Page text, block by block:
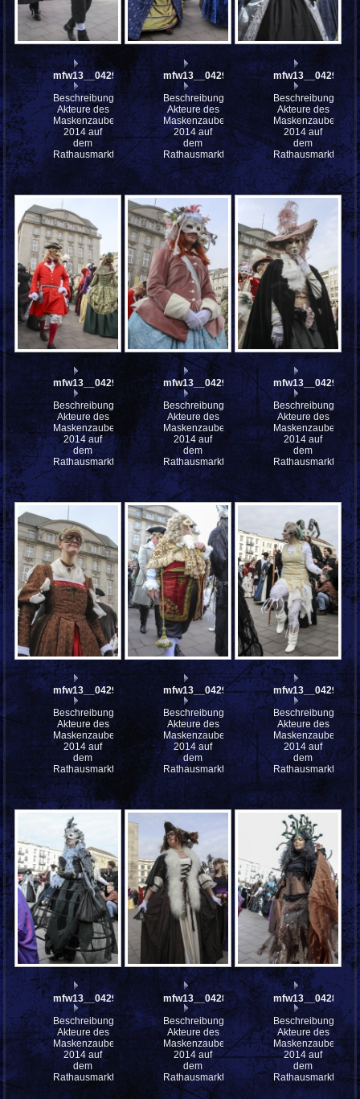
mfw13__042919
Beschreibung:
Akteure des
Maskenzauber
2014 auf
dem
Rathausmarkt
mfw13__042913
Beschreibung:
Akteure des
Maskenzauber
2014 auf
dem
Rathausmarkt
mfw13__042912
Beschreibung:
Akteure des
Maskenzauber
2014 auf
dem
Rathausmarkt
mfw13__042911
Beschreibung:
Akteure des
Maskenzauber
2014 auf
dem
Rathausmarkt
mfw13__042910
Beschreibung:
Akteure des
Maskenzauber
2014 auf
dem
Rathausmarkt
mfw13__042909
Beschreibung:
Akteure des
Maskenzauber
2014 auf
dem
Rathausmarkt
mfw13__042906
Beschreibung:
Akteure des
Maskenzauber
2014 auf
dem
Rathausmarkt
mfw13__042905
Beschreibung:
Akteure des
Maskenzauber
2014 auf
dem
Rathausmarkt
mfw13__042901
Beschreibung:
Akteure des
Maskenzauber
2014 auf
dem
Rathausmarkt
mfw13__042900
Beschreibung:
Akteure des
Maskenzauber
2014 auf
dem
Rathausmarkt
mfw13__042898
Beschreibung:
Akteure des
Maskenzauber
2014 auf
dem
Rathausmarkt
mfw13__042897
Beschreibung:
Akteure des
Maskenzauber
2014 auf
dem
Rathausmarkt